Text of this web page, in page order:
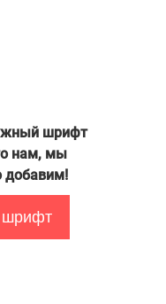
шрифт
нам, мы
добавим!
шрифт